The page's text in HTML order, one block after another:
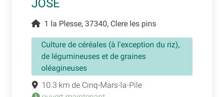
JOSE
1 la Plesse, 37340, Clere les pins
Culture de céréales (à l'exception du riz),
de légumineuses et de graines
oléagineuses
10.3 km de Cinq-Mars-la-Pile